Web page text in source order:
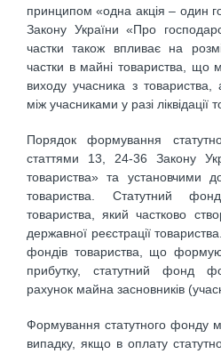
принципом «одна акція – один
Закону України «Про
частки також впливає на
частки в майні товариства, що
виходу учасника з
між учасниками у разі ліквідації
Порядок формування
статтями 13, 24-36 Закону
товариства» та установчими
товариства. Статутний
товариства, який частково
державної реєстрації
фондів товариства, що
прибутку, статутний фонд
рахунок майна засновників
Формування статутного фонду
випадку, якщо в оплату